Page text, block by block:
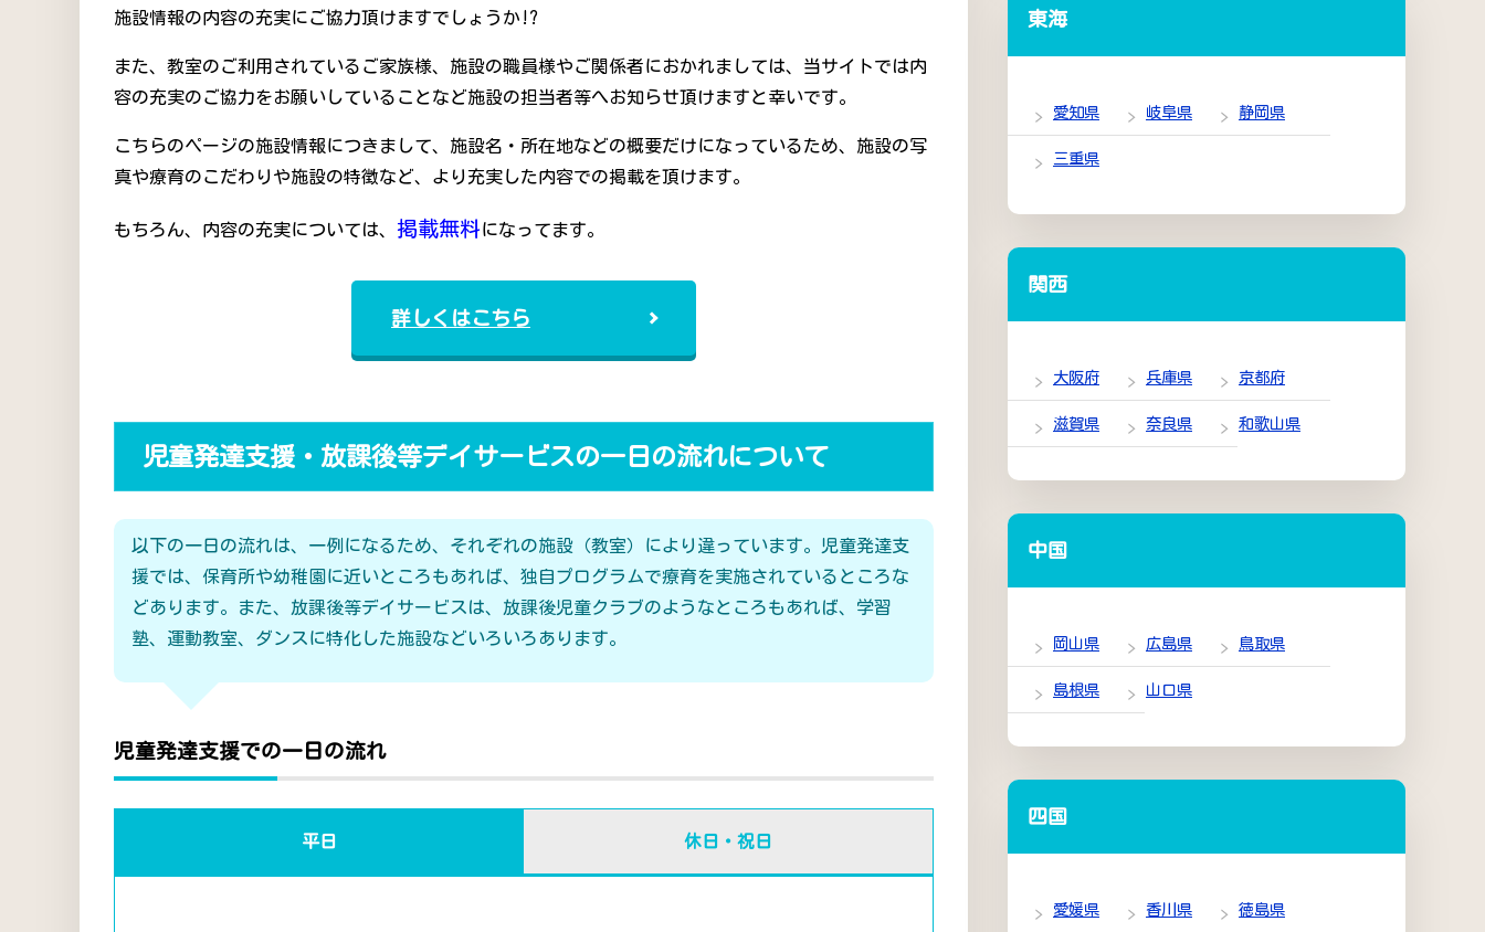
施設情報の内容の充実にご協力頂けますでしょうか!?
また、教室のご利用されているご家族様、施設の職員様やご関係者におかれましては、当サイトでは内
容の充実のご協力をお願いしていることなど施設の担当者等へお知らせ頂けますと幸いです。
こちらのページの施設情報につきまして、施設名・所在地などの概要だけになっているため、施設の写
真や療育のこだわりや施設の特徴など、より充実した内容での掲載を頂けます。
もちろん、内容の充実については、 掲載無料になってます。
詳しくはこちら
児童発達支援・放課後等デイサービスの一日の流れについて
以下の一日の流れは、一例になるため、それぞれの施設（教室）により違っています。児童発達支
援では、保育所や幼稚園に近いところもあれば、独自プログラムで療育を実施されているところな
どあります。また、放課後等デイサービスは、放課後児童クラブのようなところもあれば、学習
塾、運動教室、ダンスに特化した施設などいろいろあります。
児童発達支援での一日の流れ
平日 休日・祝日
東海
愛知県 岐阜県 静岡県
三重県
関西
大阪府 兵庫県 京都府
滋賀県 奈良県 和歌山県
中国
岡山県 広島県 鳥取県
島根県 山口県
四国
愛媛県 香川県 徳島県